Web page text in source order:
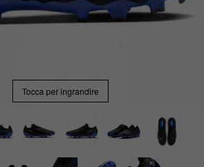
Tocca per ingrandire